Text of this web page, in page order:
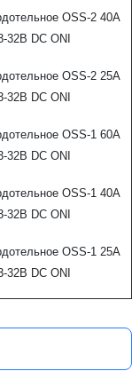
OSS-2 40А
32В DC ONI
OSS-2 25А
32В DC ONI
OSS-1 60А
32В DC ONI
OSS-1 40А
32В DC ONI
OSS-1 25А
32В DC ONI